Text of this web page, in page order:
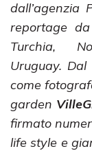
dall’agenzia
reportage
Turchia,
Uruguay.
come
garden
firmato
life style e